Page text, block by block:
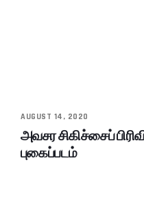
AUGUST 14, 2020
அவசர சிகிச்சைப்
புகைப்படம்